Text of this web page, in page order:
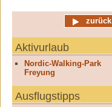
zurück
Aktivurlaub
Nordic-Walking-Park
Freyung
Ausflugstipps